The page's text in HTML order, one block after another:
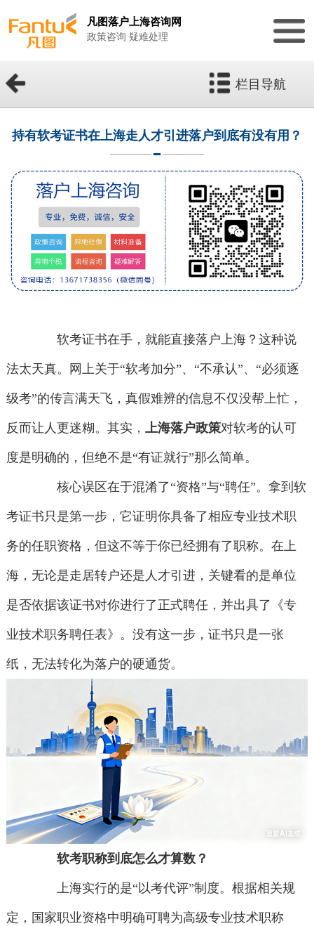
凡图落户上海咨询网
政策咨询 疑难处理
栏目导航
持有软考证书在上海走人才引进落户到底有没有用？
软考证书在手，就能直接落户上海？这种说
法太天真。网上关于“软考加分”、“不承认”、“必须逐
级考”的传言满天飞，真假难辨的信息不仅没帮上忙，
反而让人更迷糊。其实， 上海落户政策对软考的认可
度是明确的，但绝不是“有证就行”那么简单。
核心误区在于混淆了“资格”与“聘任”。拿到软
考证书只是第一步，它证明你具备了相应专业技术职
务的任职资格，但这不等于你已经拥有了职称。在上
海，无论是走居转户还是人才引进，关键看的是单位
是否依据该证书对你进行了正式聘任，并出具了《专
业技术职务聘任表》。没有这一步，证书只是一张
纸，无法转化为落户的硬通货。
软考职称到底怎么才算数？
上海实行的是“以考代评”制度。根据相关规
定，国家职业资格中明确可聘为高级专业技术职称